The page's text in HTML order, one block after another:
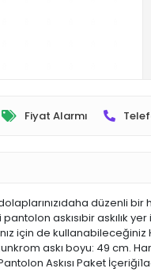
Fiyat Alarmı
düzenli
askısıbir askılık
için de kullanabileceğiniz
askı boyu: 49 cm.
Askısı Paket